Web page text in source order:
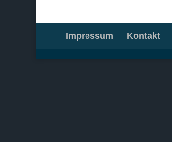
Impressum Kontakt